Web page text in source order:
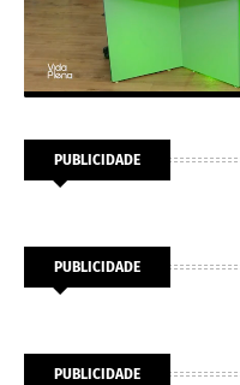
PUBLICIDADE
PUBLICIDADE
PUBLICIDADE